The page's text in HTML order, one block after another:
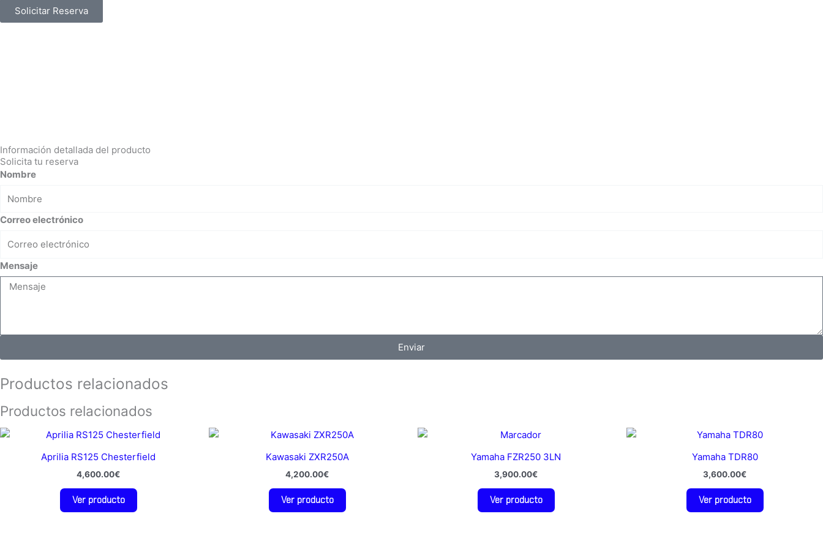
Solicitar Reserva
Información detallada del producto
Solicita tu reserva
Nombre
Correo electrónico
Mensaje
Enviar
Productos relacionados
Productos relacionados
Aprilia RS125 Chesterfield
4,600.00€
Ver producto
Kawasaki ZXR250A
4,200.00€
Ver producto
Yamaha FZR250 3LN
3,900.00€
Ver producto
Yamaha TDR80
3,600.00€
Ver producto